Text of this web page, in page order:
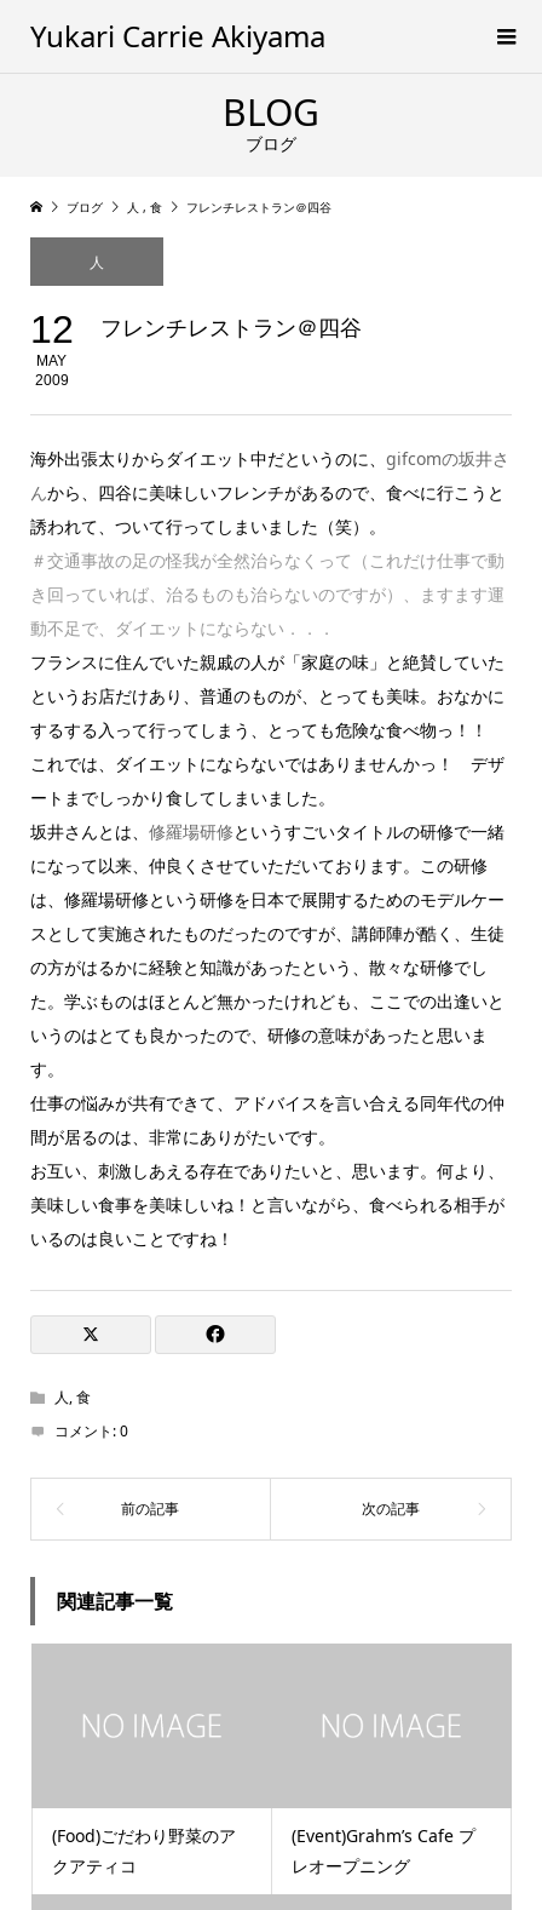
Yukari Carrie Akiyama
BLOG
ブログ
ブログ 人 , 食 フレンチレストラン＠四谷
人
12
MAY
2009
フレンチレストラン＠四谷
海外出張太りからダイエット中だというのに、 gifcomの坂井さ
んから、四谷に美味しいフレンチがあるので、食べに行こうと
誘われて、ついて行ってしまいました（笑）。
＃交通事故の足の怪我が全然治らなくって（これだけ仕事で動
き回っていれば、治るものも治らないのですが）、ますます運
動不足で、ダイエットにならない．．．
フランスに住んでいた親戚の人が「家庭の味」と絶賛していた
というお店だけあり、普通のものが、とっても美味。おなかに
するする入って行ってしまう、とっても危険な食べ物っ！！
これでは、ダイエットにならないではありませんかっ！ デザ
ートまでしっかり食してしまいました。
坂井さんとは、 修羅場研修というすごいタイトルの研修で一緒
になって以来、仲良くさせていただいております。この研修
は、修羅場研修という研修を日本で展開するためのモデルケー
スとして実施されたものだったのですが、講師陣が酷く、生徒
の方がはるかに経験と知識があったという、散々な研修でし
た。学ぶものはほとんど無かったけれども、ここでの出逢いと
いうのはとても良かったので、研修の意味があったと思いま
す。
仕事の悩みが共有できて、アドバイスを言い合える同年代の仲
間が居るのは、非常にありがたいです。
お互い、刺激しあえる存在でありたいと、思います。何より、
美味しい食事を美味しいね！と言いながら、食べられる相手が
いるのは良いことですね！
人,食
コメント:0
関連記事一覧
(Food)ごだわり野菜のア
クアティコ
(Event)Grahm’s Cafe プ
レオープニング